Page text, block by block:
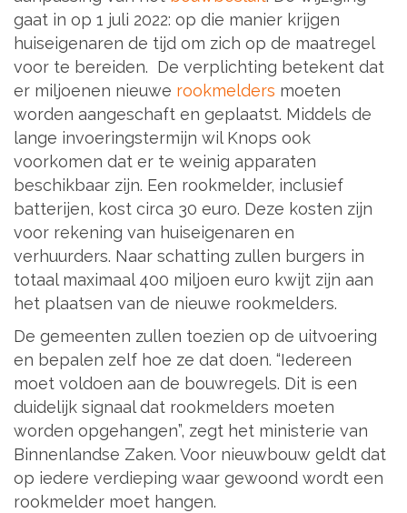
gaat in op 1 juli 2022: op die manier krijgen
huiseigenaren de tijd om zich op de maatregel
voor te bereiden. De verplichting betekent dat
er miljoenen nieuwe rookmelders moeten
worden aangeschaft en geplaatst. Middels de
lange invoeringstermijn wil Knops ook
voorkomen dat er te weinig apparaten
beschikbaar zijn. Een rookmelder, inclusief
batterijen, kost circa 30 euro. Deze kosten zijn
voor rekening van huiseigenaren en
verhuurders. Naar schatting zullen burgers in
totaal maximaal 400 miljoen euro kwijt zijn aan
het plaatsen van de nieuwe rookmelders.
De gemeenten zullen toezien op de uitvoering
en bepalen zelf hoe ze dat doen. “Iedereen
moet voldoen aan de bouwregels. Dit is een
duidelijk signaal dat rookmelders moeten
worden opgehangen”, zegt het ministerie van
Binnenlandse Zaken. Voor nieuwbouw geldt dat
op iedere verdieping waar gewoond wordt een
rookmelder moet hangen.